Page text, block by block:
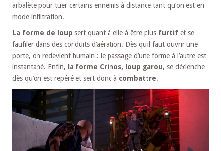
arbalète pour tuer certains ennemis à distance tant qu’on est en
mode infiltration.
La forme de loup sert quant à elle à être plus furtif et se
faufiler dans des conduits d’aération. Dès qu’il faut ouvrir une
porte, on redevient humain : le passage d’une forme à l’autre est
instantané. Enfin,
la forme Crinos, loup garou, se déclenche
dès qu’on est repéré et sert donc à combattre.